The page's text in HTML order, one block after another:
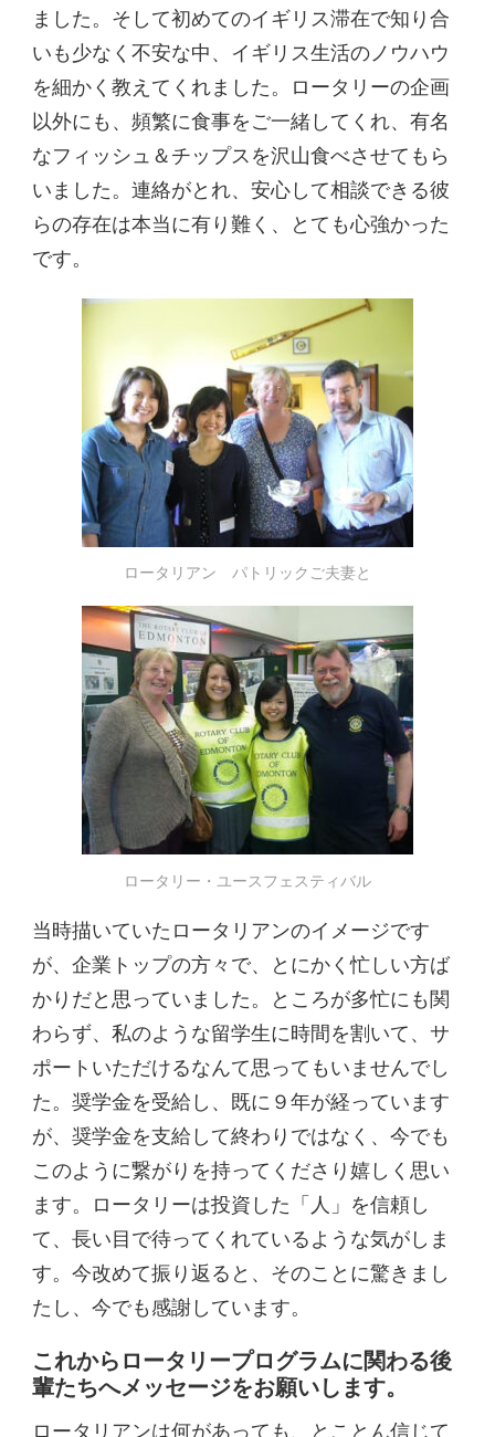
ました。そして初めてのイギリス滞在で知り合
いも少なく不安な中、イギリス生活のノウハウ
を細かく教えてくれました。ロータリーの企画
以外にも、頻繁に食事をご一緒してくれ、有名
なフィッシュ＆チップスを沢山食べさせてもら
いました。連絡がとれ、安心して相談できる彼
らの存在は本当に有り難く、とても心強かった
です。
ロータリアン パトリックご夫妻と
ロータリー・ユースフェスティバル
当時描いていたロータリアンのイメージです
が、企業トップの方々で、とにかく忙しい方ば
かりだと思っていました。ところが多忙にも関
わらず、私のような留学生に時間を割いて、サ
ポートいただけるなんて思ってもいませんでし
た。奨学金を受給し、既に９年が経っています
が、奨学金を支給して終わりではなく、今でも
このように繋がりを持ってくださり嬉しく思い
ます。ロータリーは投資した「人」を信頼し
て、長い目で待ってくれているような気がしま
す。今改めて振り返ると、そのことに驚きまし
たし、今でも感謝しています。
これからロータリープログラムに関わる後
輩たちへメッセージをお願いします。
ロータリアンは何があっても、とことん信じて